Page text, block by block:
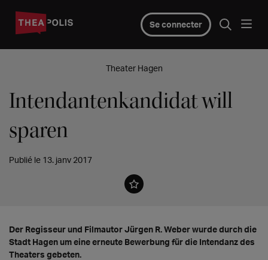
Se connecter
Theater Hagen
Intendantenkandidat will
sparen
Publié le 13. janv 2017
Der Regisseur und Filmautor Jürgen R. Weber wurde durch die
Stadt Hagen um eine erneute Bewerbung für die Intendanz des
Theaters gebeten.